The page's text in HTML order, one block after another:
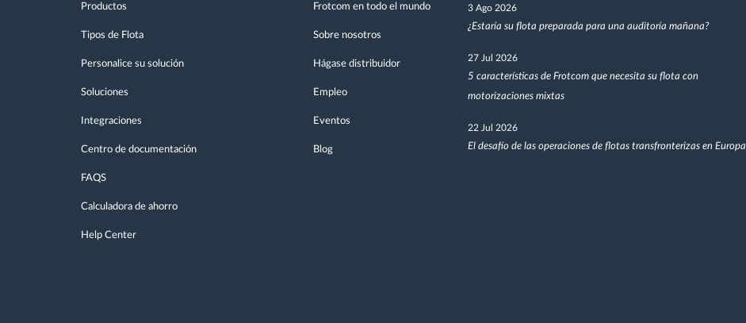
Productos
Tipos de Flota
Personalice su solución
Soluciones
Integraciones
Centro de documentación
FAQS
Calculadora de ahorro
Help Center
Frotcom en todo el mundo
Sobre nosotros
Hágase distribuidor
Empleo
Eventos
Blog
3 Ago 2026
¿Estaría su flota preparada para una auditoría mañana?
27 Jul 2026
5 características de Frotcom que necesita su flota con
motorizaciones mixtas
22 Jul 2026
El desafío de las operaciones de flotas transfronterizas en Europa